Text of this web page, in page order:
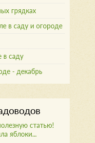
грядках
в саду и огороде
в саду
- декабрь
статью!
яблоки...